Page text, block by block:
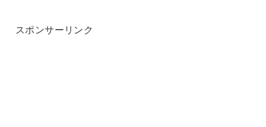
スポンサーリンク